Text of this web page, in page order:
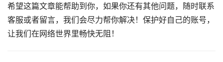
希望这篇文章能帮助到你，如果你还有其他问题，随时联系
客服或者留言，我们会尽力帮你解决！保护好自己的账号，
让我们在网络世界里畅快无阻！